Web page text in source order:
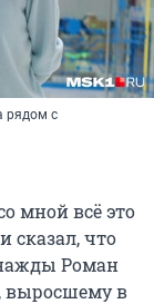
рядом с
мной всё это
сказал, что
Роман
выросшему в